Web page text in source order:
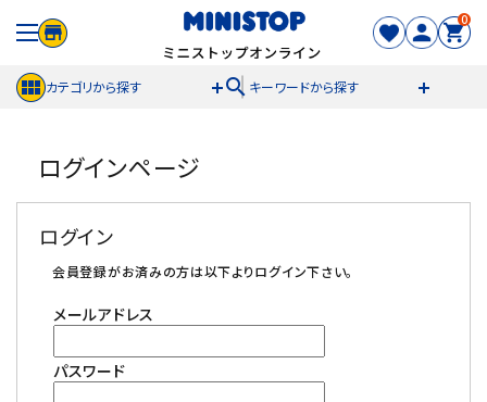
0
カテゴリから探す search キーワードから探す
meeting_room ログイン person 新規登録
セール商品
カテゴリから探す
冷凍食品
ログインページ
ログイン
会員登録がお済みの方は以下よりログイン下さい。
メールアドレス
パスワード